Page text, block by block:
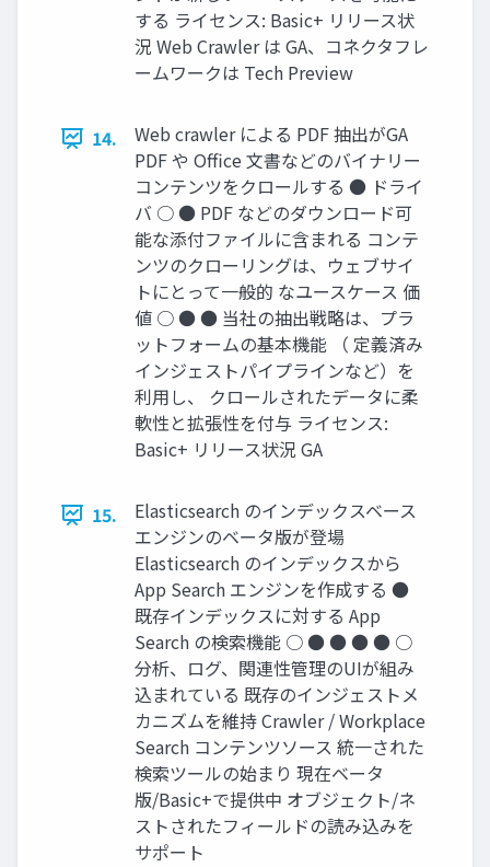
する ライセンス: Basic+ リリース状
況 Web Crawler は GA、コネクタフレ
ームワークは Tech Preview
14.
Web crawler による PDF 抽出がGA
PDF や Office ⽂書などのバイナリー
コンテンツをクロールする ● ドライ
バ ○ ● PDF などのダウンロード可
能な添付ファイルに含まれる コンテ
ンツのクローリングは、ウェブサイ
トにとって⼀般的 なユースケース 価
値 ○ ● ● 当社の抽出戦略は、プラ
ットフォームの基本機能 （ 定義済み
インジェストパイプラインなど）を
利⽤し、 クロールされたデータに柔
軟性と拡張性を付与 ライセンス:
Basic+ リリース状況 GA
15.
Elasticsearch のインデックスベース
エンジンのベータ版が登場
Elasticsearch のインデックスから
App Search エンジンを作成する ●
既存インデックスに対する App
Search の検索機能 ○ ● ● ● ● ○
分析、ログ、関連性管理のUIが組み
込まれている 既存のインジェストメ
カニズムを維持 Crawler / Workplace
Search コンテンツソース 統⼀された
検索ツールの始まり 現在ベータ
版/Basic+で提供中 オブジェクト/ネ
ストされたフィールドの読み込みを
サポート